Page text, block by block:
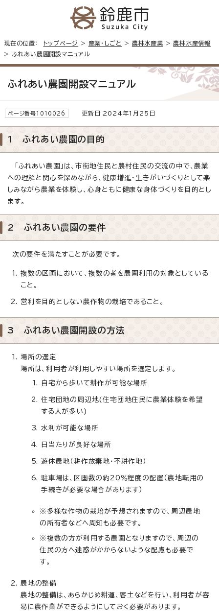
現在の位置： トップページ > 産業・しごと > 農林水産業 > 農林水産情報
> ふれあい農園開設マニュアル
ふれあい農園開設マニュアル
ページ番号1010026 更新日 2024年1月25日
1 ふれあい農園の目的
「ふれあい農園」は、市街地住民と農村住民の交流の中で、農業
への理解と関心を深めながら、健康増進・生きがいづくりとして楽
しみながら農業を体験し、心身ともに健康な身体づくりを目的とし
ます。
2 ふれあい農園の要件
次の要件を満たすことが必要です。
複数の区画において、複数の者を農園利用の対象としている
こと。
営利を目的としない農作物の栽培であること。
3 ふれあい農園開設の方法
場所の選定
場所は、利用者が利用しやすい場所を選定します。
自宅から歩いて耕作が可能な場所
住宅団地の周辺地(住宅団地住民に農業体験を希望
する人が多い)
水利が可能な場所
日当たりが良好な場所
遊休農地（耕作放棄地・不耕作地）
駐車場は、区画数の約20％程度の配置（農地転用の
手続きが必要な場合があります）
※多様な作物の栽培が予想されますので、周辺農地
の所有者などへ周知も必要です。
※複数の方が利用する農園となりますので、周辺の
住民の方へ迷惑がかからないような配慮も必要で
す。
農地の整備
農地の整備は、あらかじめ耕運、客土などを行い、利用者が容
易に農作業ができるようにしておく必要があります。